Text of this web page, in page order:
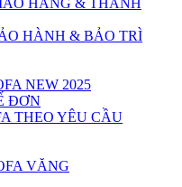
HÀNG & THANH
HÀNH & BẢO TRÌ
NEW 2025
ĐƠN
THEO YÊU CẦU
VĂNG